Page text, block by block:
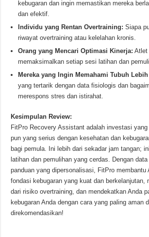
kebugaran dan ingin memastikan mereka
dan efektif.
Individu yang Rentan Overtraining: Siapa
riwayat overtraining atau kelelahan kronis.
Orang yang Mencari Optimasi Kinerja: Atlet
memaksimalkan setiap sesi latihan dan
Mereka yang Ingin Memahami Tubuh
yang tertarik dengan data fisiologis dan
merespons stres dan istirahat.
Kesimpulan Review:
FitPro Recovery Assistant adalah investasi
pun yang serius dengan kesehatan dan
bagi pemula. Ini lebih dari sekadar jam tangan;
latihan dan pemulihan yang cerdas. Dengan
panduan yang dipersonalisasi, FitPro membantu
fondasi kebugaran yang kuat dan berkelanjutan,
dari risiko overtraining, dan mendekatkan Anda
kebugaran Anda dengan cara yang paling aman
direkomendasikan!